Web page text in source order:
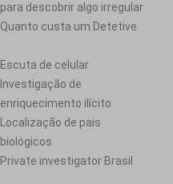
para descobrir algo irregular
Quanto custa um Detetive
Escuta de celular
Investigação de
enriquecimento ilícito
Localização de pais
biológicos
Private investigator Brasil